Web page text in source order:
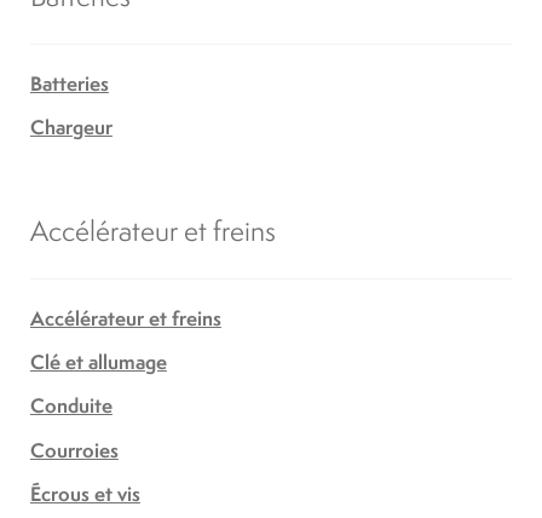
Batteries
Chargeur
Accélérateur et freins
Accélérateur et freins
Clé et allumage
Conduite
Courroies
Écrous et vis